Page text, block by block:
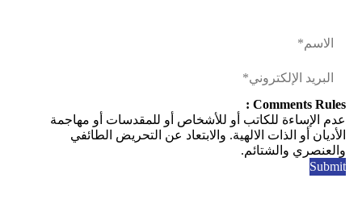
Comments Rules :
عدم الإساءة للكاتب أو للأشخاص أو للمقدسات أو مهاجمة
الأديان أو الذات الالهية. والابتعاد عن التحريض الطائفي
والعنصري والشتائم.